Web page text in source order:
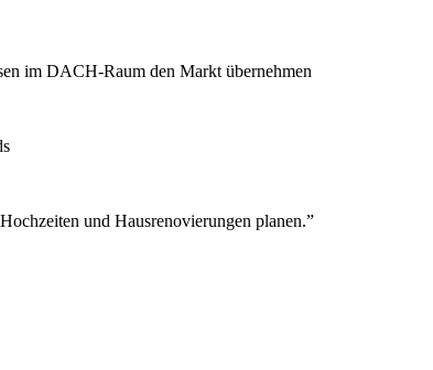
im DACH-Raum den Markt übernehmen
und Hausrenovierungen planen.”